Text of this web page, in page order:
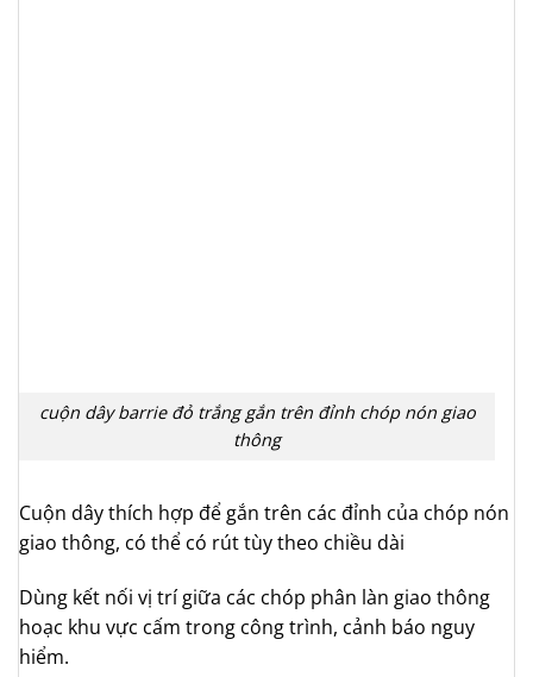
cuộn dây barrie đỏ trắng gắn trên đỉnh chóp nón giao
thông
Cuộn dây thích hợp để gắn trên các đỉnh của chóp nón
giao thông, có thể có rút tùy theo chiều dài
Dùng kết nối vị trí giữa các chóp phân làn giao thông
hoạc khu vực cấm trong công trình, cảnh báo nguy
hiểm.